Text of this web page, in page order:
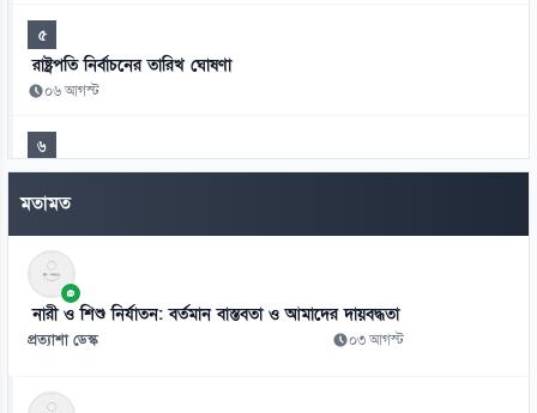
৫
রাষ্ট্রপতি নির্বাচনের তারিখ ঘোষণা
০৬ আগস্ট
৬
সালমান খানকে প্রতারণার মামলায় আদালতে তলব
০৬ আগস্ট
৭
মিরাজের সেঞ্চুরিতে প্রথম ইনিংসে টাইগারদের সংগ্রহ ২৬৩ রান
০৬ আগস্ট
নতুন সিনেমার জন্য ১৬ কেজি ওজন কমিয়েছেন সালমান
মতামত
নারী ও শিশু নির্যাতন: বর্তমান বাস্তবতা ও আমাদের দায়বদ্ধতা
প্রত্যাশা ডেস্ক ০৩ আগস্ট